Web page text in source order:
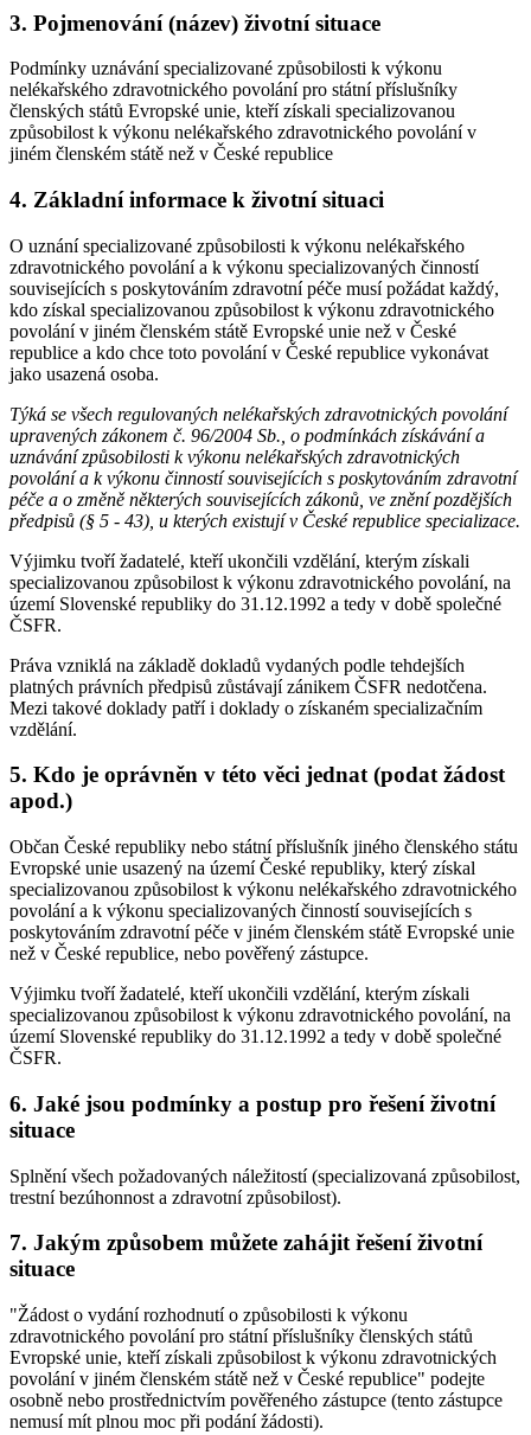
3. Pojmenování (název) životní situace
Podmínky uznávání specializované způsobilosti k výkonu
nelékařského zdravotnického povolání pro státní příslušníky
členských států Evropské unie, kteří získali specializovanou
způsobilost k výkonu nelékařského zdravotnického povolání v
jiném členském státě než v České republice
4. Základní informace k životní situaci
O uznání specializované způsobilosti k výkonu nelékařského
zdravotnického povolání a k výkonu specializovaných činností
souvisejících s poskytováním zdravotní péče musí požádat každý,
kdo získal specializovanou způsobilost k výkonu zdravotnického
povolání v jiném členském státě Evropské unie než v České
republice a kdo chce toto povolání v České republice vykonávat
jako usazená osoba.
Týká se všech regulovaných nelékařských zdravotnických povolání
upravených zákonem č. 96/2004 Sb., o podmínkách získávání a
uznávání způsobilosti k výkonu nelékařských zdravotnických
povolání a k výkonu činností souvisejících s poskytováním zdravotní
péče a o změně některých souvisejících zákonů, ve znění pozdějších
předpisů (§ 5 - 43), u kterých existují v České republice specializace.
Výjimku tvoří žadatelé, kteří ukončili vzdělání, kterým získali
specializovanou způsobilost k výkonu zdravotnického povolání, na
území Slovenské republiky do 31.12.1992 a tedy v době společné
ČSFR.
Práva vzniklá na základě dokladů vydaných podle tehdejších
platných právních předpisů zůstávají zánikem ČSFR nedotčena.
Mezi takové doklady patří i doklady o získaném specializačním
vzdělání.
5. Kdo je oprávněn v této věci jednat (podat žádost
apod.)
Občan České republiky nebo státní příslušník jiného členského státu
Evropské unie usazený na území České republiky, který získal
specializovanou způsobilost k výkonu nelékařského zdravotnického
povolání a k výkonu specializovaných činností souvisejících s
poskytováním zdravotní péče v jiném členském státě Evropské unie
než v České republice, nebo pověřený zástupce.
Výjimku tvoří žadatelé, kteří ukončili vzdělání, kterým získali
specializovanou způsobilost k výkonu zdravotnického povolání, na
území Slovenské republiky do 31.12.1992 a tedy v době společné
ČSFR.
6. Jaké jsou podmínky a postup pro řešení životní
situace
Splnění všech požadovaných náležitostí (specializovaná způsobilost,
trestní bezúhonnost a zdravotní způsobilost).
7. Jakým způsobem můžete zahájit řešení životní
situace
"Žádost o vydání rozhodnutí o způsobilosti k výkonu
zdravotnického povolání pro státní příslušníky členských států
Evropské unie, kteří získali způsobilost k výkonu zdravotnických
povolání v jiném členském státě než v České republice" podejte
osobně nebo prostřednictvím pověřeného zástupce (tento zástupce
nemusí mít plnou moc při podání žádosti).